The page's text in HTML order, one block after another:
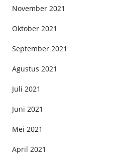
November 2021
Oktober 2021
September 2021
Agustus 2021
Juli 2021
Juni 2021
Mei 2021
April 2021